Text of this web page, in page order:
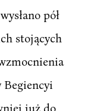
pół
stojących
Begiencyi
już do